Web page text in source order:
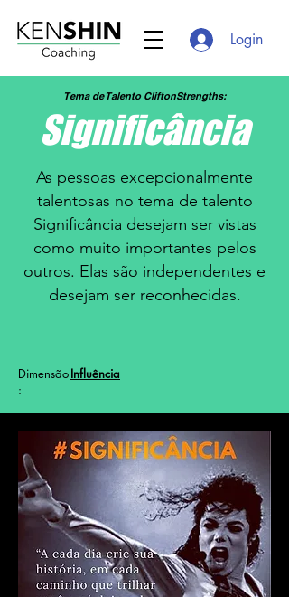
Login
Tema de Talento CliftonStrengths:
Significância
As pessoas excepcionalmente
talentosas no tema de talento
Significância desejam ser vistas
como muito importantes pelos
outros. Elas são independentes e
desejam ser reconhecidas.
Dimensão
:
Influência